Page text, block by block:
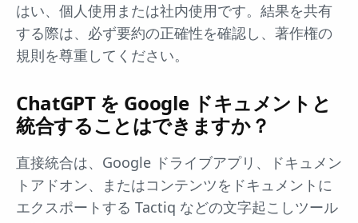
はい、個人使用または社内使用です。結果を共有
する際は、必ず要約の正確性を確認し、著作権の
規則を尊重してください。
ChatGPT を Google ドキュメントと
統合することはできますか？
直接統合は、Google ドライブアプリ、ドキュメン
トアドオン、またはコンテンツをドキュメントに
エクスポートする Tactiq などの文字起こしツール